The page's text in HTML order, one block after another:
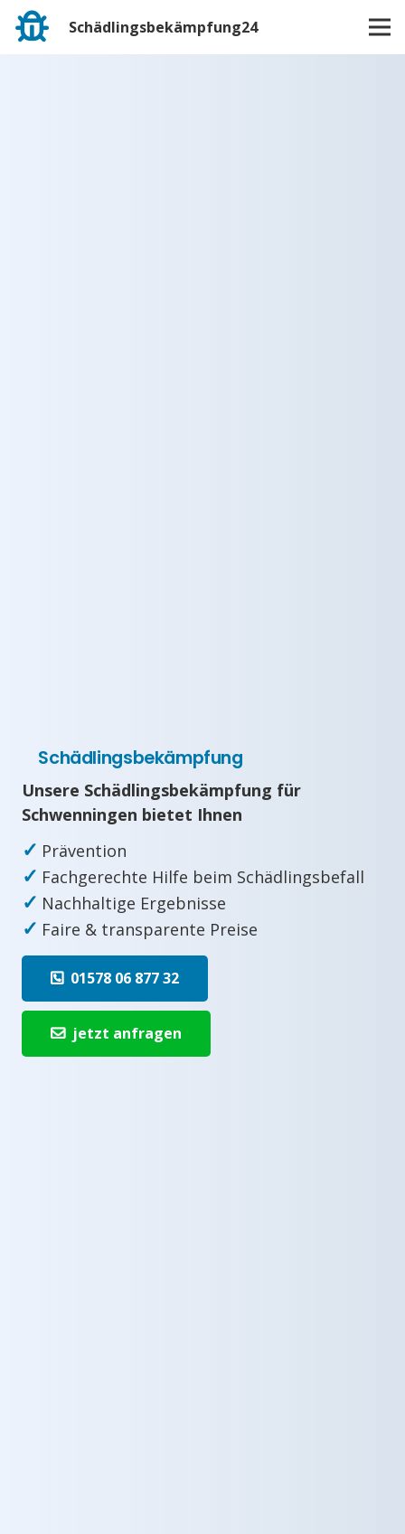
Schädlingsbekämpfung24
Schädlingsbekämpfung
Unsere Schädlingsbekämpfung für
Schwenningen bietet Ihnen
✓ Prävention
✓ Fachgerechte Hilfe beim Schädlingsbefall
✓ Nachhaltige Ergebnisse
✓ Faire & transparente Preise
01578 06 877 32
jetzt anfragen